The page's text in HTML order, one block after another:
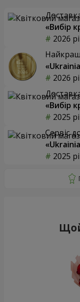
«Вибір
2026
2026
«Вибір
2025
Сервіс
2025